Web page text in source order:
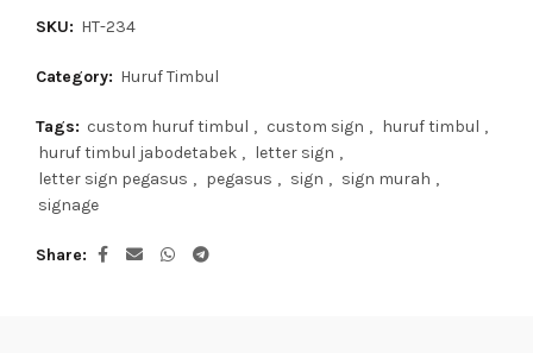
SKU: HT-234
Category: Huruf Timbul
Tags: custom huruf timbul , custom sign , huruf timbul ,
huruf timbul jabodetabek , letter sign ,
letter sign pegasus , pegasus , sign , sign murah ,
signage
Share